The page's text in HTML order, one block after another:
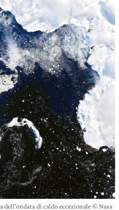
dell’ondata di caldo eccezionale © Nasa